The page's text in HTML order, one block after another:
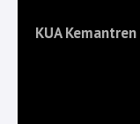
KUA